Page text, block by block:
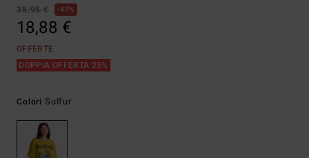
35,95 €
47%
18,88 €
OFFERTE
DOPPIA OFFERTA 25%
Colori Sulfur